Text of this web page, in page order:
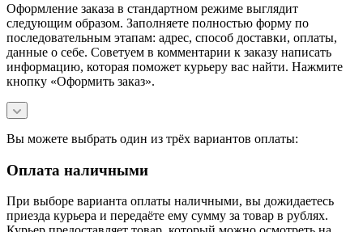
Оформление заказа в стандартном режиме выглядит
следующим образом. Заполняете полностью форму по
последовательным этапам: адрес, способ доставки, оплаты,
данные о себе. Советуем в комментарии к заказу написать
информацию, которая поможет курьеру вас найти. Нажмите
кнопку «Оформить заказ».
Вы можете выбрать один из трёх вариантов оплаты:
Оплата наличными
При выборе варианта оплаты наличными, вы дожидаетесь
приезда курьера и передаёте ему сумму за товар в рублях.